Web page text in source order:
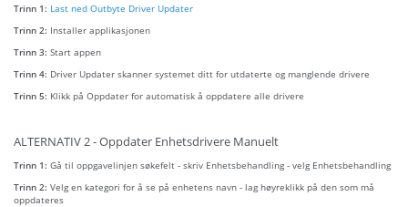
Trinn 1: Last ned Outbyte Driver Updater
Trinn 2: Installer applikasjonen
Trinn 3: Start appen
Trinn 4: Driver Updater skanner systemet ditt for utdaterte og manglende drivere
Trinn 5: Klikk på Oppdater for automatisk å oppdatere alle drivere
ALTERNATIV 2 - Oppdater Enhetsdrivere Manuelt
Trinn 1: Gå til oppgavelinjen søkefelt - skriv Enhetsbehandling - velg Enhetsbehandling
Trinn 2: Velg en kategori for å se på enhetens navn - lag høyreklikk på den som må
oppdateres